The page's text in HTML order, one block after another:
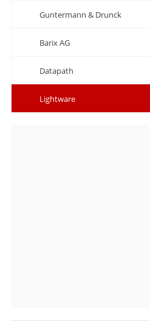
Guntermann & Drunck
Barix AG
Datapath
Lightware